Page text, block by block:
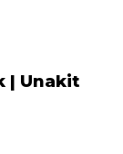
| Unakit